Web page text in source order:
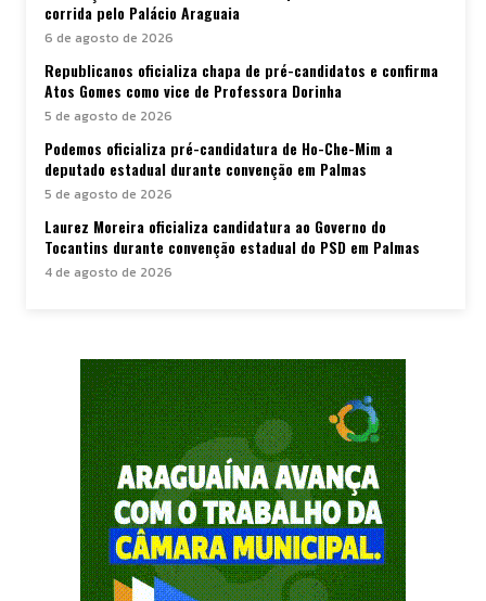
corrida pelo Palácio Araguaia
6 de agosto de 2026
Republicanos oficializa chapa de pré-candidatos e confirma
Atos Gomes como vice de Professora Dorinha
5 de agosto de 2026
Podemos oficializa pré-candidatura de Ho-Che-Mim a
deputado estadual durante convenção em Palmas
5 de agosto de 2026
Laurez Moreira oficializa candidatura ao Governo do
Tocantins durante convenção estadual do PSD em Palmas
4 de agosto de 2026